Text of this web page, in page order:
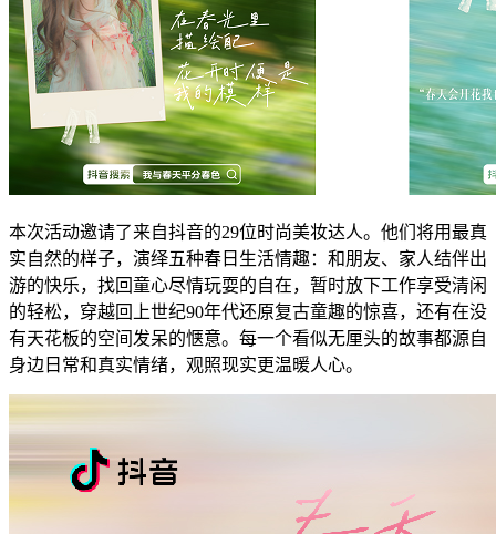
本次活动邀请了来自抖音的29位时尚美妆达人。他们将用最真
实自然的样子，演绎五种春日生活情趣：和朋友、家人结伴出
游的快乐，找回童心尽情玩耍的自在，暂时放下工作享受清闲
的轻松，穿越回上世纪90年代还原复古童趣的惊喜，还有在没
有天花板的空间发呆的惬意。每一个看似无厘头的故事都源自
身边日常和真实情绪，观照现实更温暖人心。